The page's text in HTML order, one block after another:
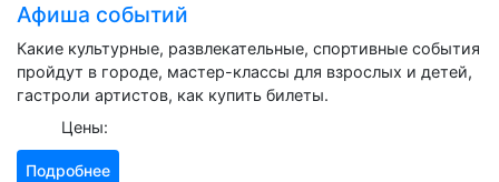
Афиша событий
Какие культурные, развлекательные, спортивные события
пройдут в городе, мастер-классы для взрослых и детей,
гастроли артистов, как купить билеты.
Цены:
Подробнее